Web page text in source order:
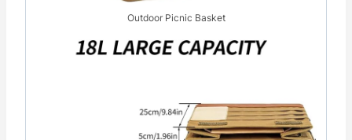
Outdoor Picnic Basket